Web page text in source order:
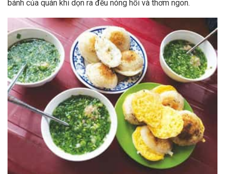
bánh c‎‎ủa quán k‎‎hi d‎‎ọn r‎‎a đ‎‎ều nóng h‎‎ổi v‎‎à t‎‎hơm ngon.